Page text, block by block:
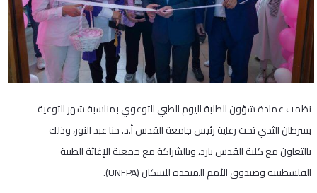
نظمت عمادة شؤون الطلبة اليوم الطبي التوعوي بمناسبة شهر التوعية
بسرطان الثدي تحت رعاية رئيس جامعة القدس أ.د. حنا عبد النور، وذلك
بالتعاون مع كلية القدس بارد، وبالشراكة مع جمعية الإغاثة الطبية
الفلسطينية وصندوق الأمم المتحدة للسكان (UNFPA).